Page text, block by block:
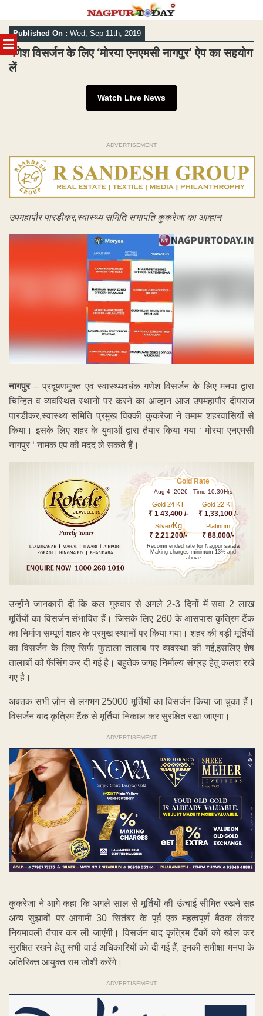
MENU
Skip
to
content
Published On : Wed, Sep 11th, 2019
गणेश विसर्जन के लिए ‘मोरया एनएमसी नागपुर’ ऐप का सहयोग
लें
Watch Live News
ADVERTISEMENT
उपमहापौर पारडीकर,स्वास्थ्य समिति सभापति कुकरेजा का आव्हान
नागपुर– प्रदूषणमुक्त एवं स्वास्थ्यवर्धक गणेश विसर्जन के लिए मनपा द्वारा
चिन्हित व व्यवस्थित स्थानों पर करने का आव्हान आज उपमहापौर दीपराज
पारडीकर,स्वास्थ्य समिति प्रमुख विक्की कुकरेजा ने तमाम शहरवासियों से
किया। इसके लिए शहर के युवाओं द्वारा तैयार किया गया ‘ मोरया एनएमसी
नागपुर ‘ नामक एप की मदद ले सकते हैं।
Gold Rate
Aug 4 ,2026 - Time 10.30Hrs
Gold 24 KT
₹ 1 43,400 /-
Gold 22 KT
₹ 1,33,100 /-
Silver/Kg
₹ 2,21,200/-
Platinum
₹ 88,000/-
Recommended rate for Nagpur sarafa
Making charges minimum 13% and
above
उन्होंने जानकारी दी कि कल गुरुवार से अगले 2-3 दिनों में सवा 2 लाख
मूर्तियों का विसर्जन संभावित हैं। जिसके लिए 260 के आसपास कृत्रिम टैंक
का निर्माण सम्पूर्ण शहर के प्रमुख स्थानों पर किया गया। शहर की बड़ी मूर्तियों
का विसर्जन के लिए सिर्फ फुटाला तालाब पर व्यवस्था की गई,इसलिए शेष
तालाबों को फेंसिंग कर दी गई है। बहुतेक जगह निर्माल्य संग्रह हेतु कलश रखे
गए है।
अबतक सभी ज़ोन से लगभग 25000 मूर्तियों का विसर्जन किया जा चुका हैं।
विसर्जन बाद कृत्रिम टैंक से मूर्तियां निकाल कर सुरक्षित रखा जाएगा।
ADVERTISEMENT
कुकरेजा ने आगे कहा कि अगले साल से मूर्तियों की ऊंचाई सीमित रखने सह
अन्य सुझावों पर आगामी 30 सितंबर के पूर्व एक महत्वपूर्ण बैठक लेकर
नियमावली तैयार कर ली जाएंगी। विसर्जन बाद कृत्रिम टैंकों को खोल कर
सुरक्षित रखने हेतु सभी वार्ड अधिकारियों को दी गई हैं, इनकी समीक्षा मनपा के
अतिरिक्त आयुक्त राम जोशी करेंगे।
ADVERTISEMENT